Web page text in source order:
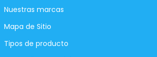
Nuestras marcas
Mapa de Sitio
Tipos de producto